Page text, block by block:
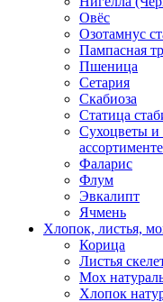
Овёс
Озотамнус
Пампасная
Пшеница
Сетария
Скабиоза
Статица
Сухоцветы и
ассортименте
Фаларис
Флум
Эвкалипт
Ячмень
Хлопок, листья,
Корица
Листья
Мох
Хлопок